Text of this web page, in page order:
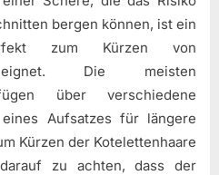
bergen können, ist ein
zum Kürzen von
Die meisten
über verschiedene
Aufsatzes für längere
Kürzen der Kotelettenhaare
zu achten, dass der